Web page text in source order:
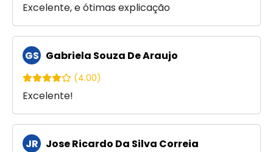
Excelente, e ótimas explicação
GS Gabriela Souza De Araujo
(4.00)
Excelente!
JR Jose Ricardo Da Silva Correia